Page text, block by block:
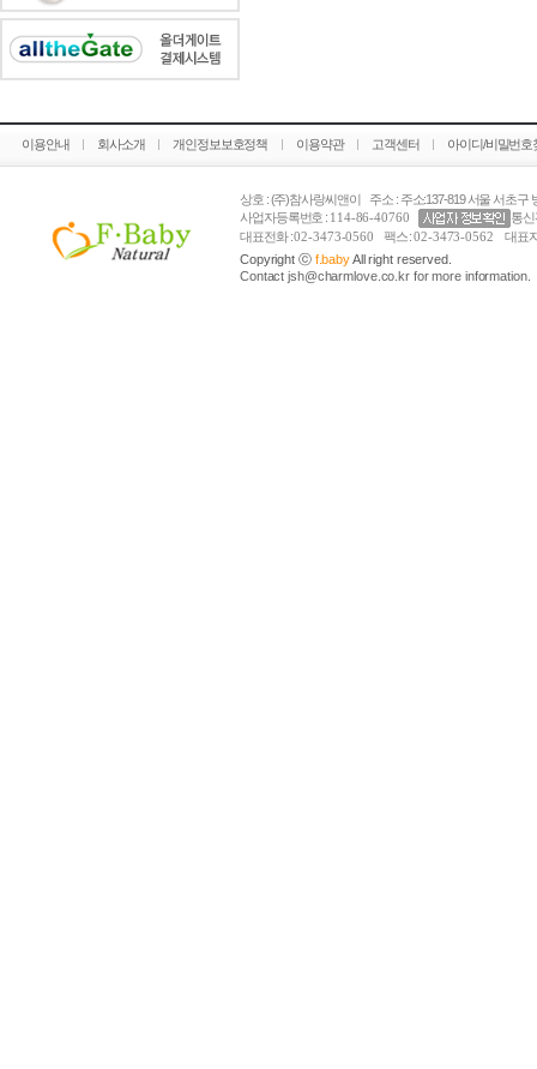
이용안내 회사소개 개인정보보호정책 이용약관 고객센터 아이디/비밀번호
상호 : (주)참사랑씨앤이 주소 : 주소:137-819 서울 서초구
사업자등록번호 : 114-86-40760
통
대표전화 :02-3473-0560 팩스 :02-3473-0562
대표
Copyright ⓒ f.babyAll right reserved.
Contact jsh@charmlove.co.kr for more information.